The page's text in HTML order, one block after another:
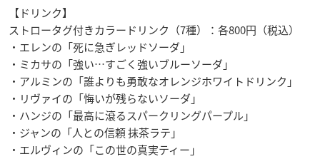
【ドリンク】
ストロータグ付きカラードリンク（7種）：各800円（税込）
・エレンの「死に急ぎレッドソーダ」
・ミカサの「強い…すごく強いブルーソーダ」
・アルミンの「誰よりも勇敢なオレンジホワイトドリンク」
・リヴァイの「悔いが残らないソーダ」
・ハンジの「最高に滾るスパークリングパープル」
・ジャンの「人との信頼 抹茶ラテ」
・エルヴィンの「この世の真実ティー」